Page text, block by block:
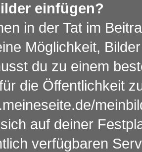
einfügen?
in der Tat im
Möglichkeit,
du zu einem
die Öffentlichkeit
auf deiner
verfügbaren